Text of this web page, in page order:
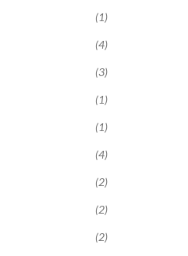
(1)
(4)
(3)
(1)
(1)
(4)
(2)
(2)
(2)